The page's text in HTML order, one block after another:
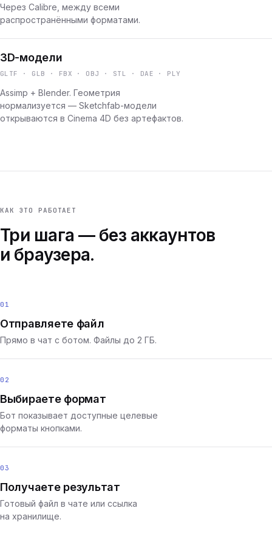
Через Calibre, между всеми
распространёнными форматами.
3D-модели
GLTF · GLB · FBX · OBJ · STL · DAE · PLY
Assimp + Blender. Геометрия
нормализуется — Sketchfab-модели
открываются в Cinema 4D без артефактов.
КАК ЭТО РАБОТАЕТ
Три шага — без аккаунтов
и браузера.
01
Отправляете файл
Прямо в чат с ботом. Файлы до 2 ГБ.
02
Выбираете формат
Бот показывает доступные целевые
форматы кнопками.
03
Получаете результат
Готовый файл в чате или ссылка
на хранилище.